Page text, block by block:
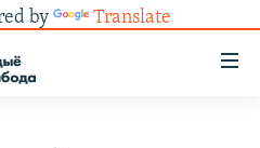
by Translate